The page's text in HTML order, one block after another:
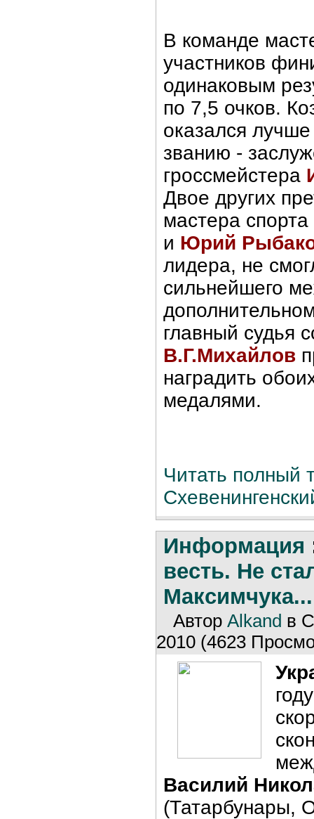
В команде
участников
одинаковым
по 7,5 очков.
оказался
званию -
гроссмейстера
Двое других
мастера спорта
и Юрий
лидера, не
сильнейшего
главный судья
В.Г.Михайлов
наградить
медалями.
Читать полный
Информация
весть. Не
Максимчука...
Автор Alkand в
2010 (4623
Василий
(Татарбунары,